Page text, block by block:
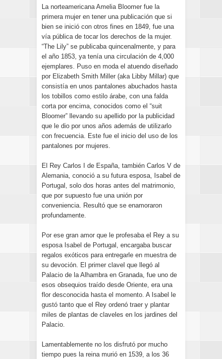
La norteamericana Amelia Bloomer fue la
primera mujer en tener una publicación que si
bien se inició con otros fines en 1849, fue una
vía pública de tocar los derechos de la mujer.
“The Lily” se publicaba quincenalmente, y para
el año 1853, ya tenía una circulación de 4,000
ejemplares. Puso en moda el atuendo diseñado
por Elizabeth Smith Miller (aka Libby Millar) que
consistía en unos pantalones abuchados hasta
los tobillos como estilo árabe, con una falda
corta por encima, conocidos como el “suit
Bloomer” llevando su apellido por la publicidad
que le dio por unos años además de utilizarlo
con frecuencia. Este fue el inicio del uso de los
pantalones por mujeres.
El Rey Carlos I de España, también Carlos V de
Alemania, conoció a su futura esposa, Isabel de
Portugal, solo dos horas antes del matrimonio,
que por supuesto fue una unión por
conveniencia. Resultó que se enamoraron
profundamente.
Por ese gran amor que le profesaba el Rey a su
esposa Isabel de Portugal, encargaba buscar
regalos exóticos para entregarle en muestra de
su devoción. El primer clavel que llegó al
Palacio de la Alhambra en Granada, fue uno de
esos obsequios traído desde Oriente, era una
flor desconocida hasta el momento. A Isabel le
gustó tanto que el Rey ordenó traer y plantar
miles de plantas de claveles en los jardines del
Palacio.
Lamentablemente no los disfrutó por mucho
tiempo pues la reina murió en 1539, a los 36